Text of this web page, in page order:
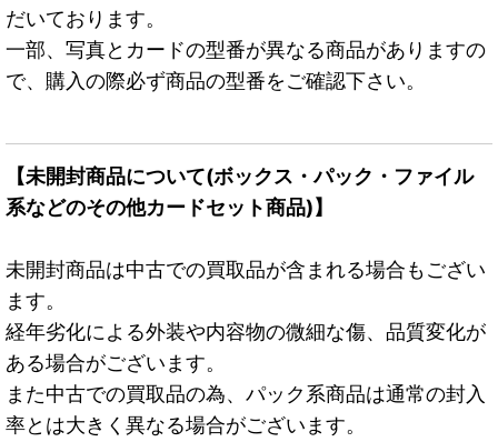
だいております。
一部、写真とカードの型番が異なる商品がありますの
で、購入の際必ず商品の型番をご確認下さい。
【未開封商品について(ボックス・パック・ファイル
系などのその他カードセット商品)】
未開封商品は中古での買取品が含まれる場合もござい
ます。
経年劣化による外装や内容物の微細な傷、品質変化が
ある場合がございます。
また中古での買取品の為、パック系商品は通常の封入
率とは大きく異なる場合がございます。